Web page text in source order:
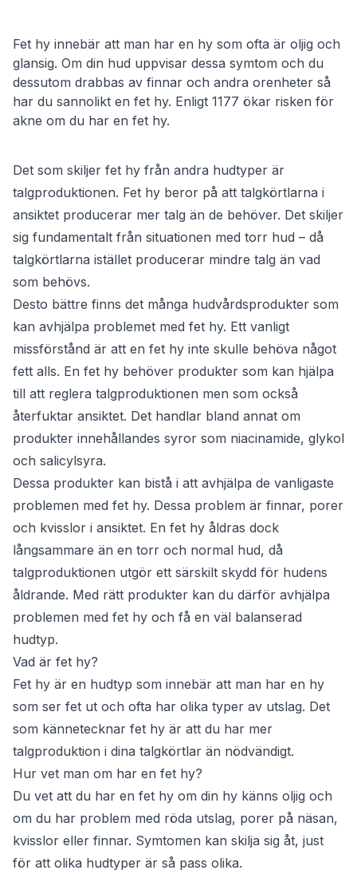
Fet hy innebär att man har en hy som ofta är oljig och
glansig. Om din hud uppvisar dessa symtom och du
dessutom drabbas av finnar och andra orenheter så
har du sannolikt en fet hy. Enligt 1177 ökar risken för
akne om du har en fet hy.
Det som skiljer fet hy från andra hudtyper är
talgproduktionen. Fet hy beror på att talgkörtlarna i
ansiktet producerar mer talg än de behöver. Det skiljer
sig fundamentalt från situationen med torr hud – då
talgkörtlarna istället producerar mindre talg än vad
som behövs.
Desto bättre finns det många hudvårdsprodukter som
kan avhjälpa problemet med fet hy. Ett vanligt
missförstånd är att en fet hy inte skulle behöva något
fett alls. En fet hy behöver produkter som kan hjälpa
till att reglera talgproduktionen men som också
återfuktar ansiktet. Det handlar bland annat om
produkter innehållandes syror som niacinamide, glykol
och salicylsyra.
Dessa produkter kan bistå i att avhjälpa de vanligaste
problemen med fet hy. Dessa problem är finnar, porer
och kvisslor i ansiktet. En fet hy åldras dock
långsammare än en torr och normal hud, då
talgproduktionen utgör ett särskilt skydd för hudens
åldrande. Med rätt produkter kan du därför avhjälpa
problemen med fet hy och få en väl balanserad
hudtyp.
Vad är fet hy?
Fet hy är en hudtyp som innebär att man har en hy
som ser fet ut och ofta har olika typer av utslag. Det
som kännetecknar fet hy är att du har mer
talgproduktion i dina talgkörtlar än nödvändigt.
Hur vet man om har en fet hy?
Du vet att du har en fet hy om din hy känns oljig och
om du har problem med röda utslag, porer på näsan,
kvisslor eller finnar. Symtomen kan skilja sig åt, just
för att olika hudtyper är så pass olika.